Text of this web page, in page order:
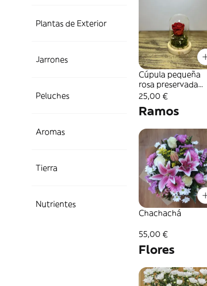
Plantas de Exterior
Jarrones
Peluches
Aromas
Tierra
Nutrientes
Cúpula pequeña
rosa preservada
colores variados
25,00 €
Ramos
Chachachá
55,00 €
Flores